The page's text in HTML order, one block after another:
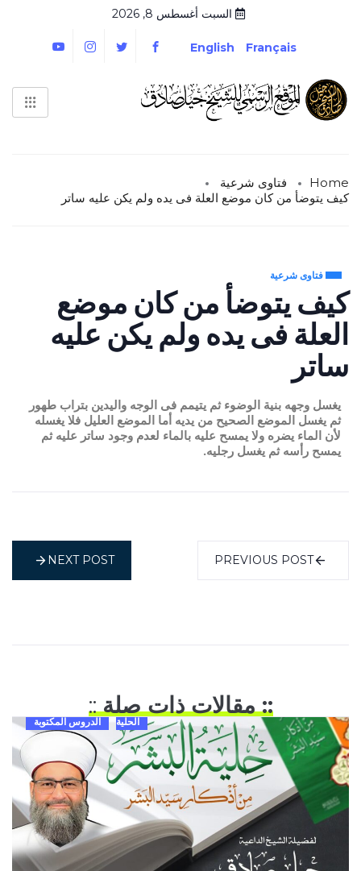
السبت أغسطس 8, 2026
Français
English
Home
فتاوى شرعية
كيف يتوضأ من كان موضع العلة فى يده ولم يكن عليه ساتر
فتاوى شرعية
كيف يتوضأ من كان موضع
العلة فى يده ولم يكن عليه
ساتر
يغسل وجهه بنية الوضوء ثم يتيمم فى الوجه واليدين بتراب طهور
ثم يغسل الموضع الصحيح من يديه أما الموضع العليل فلا يغسله
لأن الماء يضره ولا يمسح عليه بالماء لعدم وجود ساتر عليه ثم
يمسح رأسه ثم يغسل رجليه.
PREVIOUS POST
NEXT POST
:: مقالات ذات صلة::
الحلية الدروس المكتوبة